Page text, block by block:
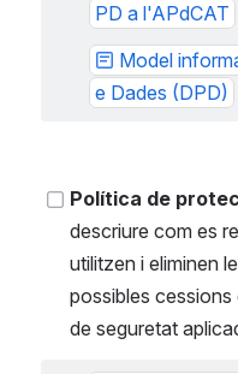
PD a l'APdCAT
Model
e Dades (DPD)
Política de
descriure com es
utilitzen i eliminen
possibles cessions
de seguretat